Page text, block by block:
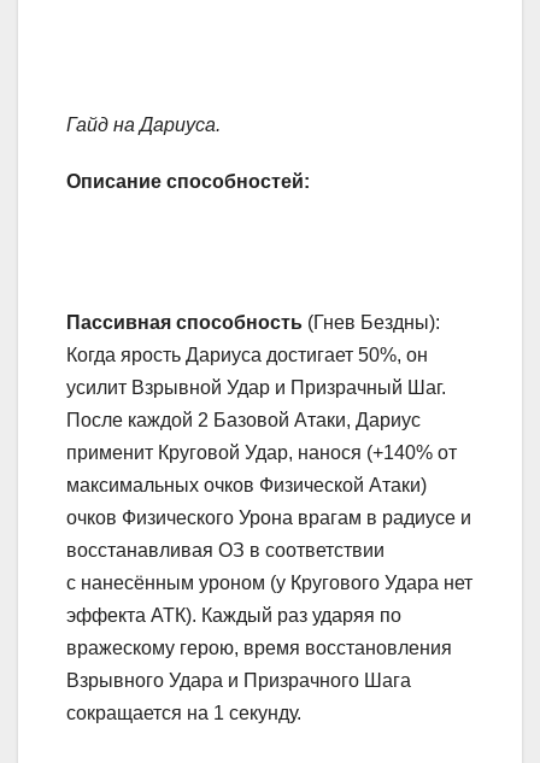
Гайд на Дариуса.
Описание способностей:
Пассивная способность (Гнев Бездны):
Когда ярость Дариуса достигает 50%, он
усилит Взрывной Удар и Призрачный Шаг.
После каждой 2 Базовой Атаки, Дариус
применит Круговой Удар, нанося (+140% от
максимальных очков Физической Атаки)
очков Физического Урона врагам в радиусе и
восстанавливая ОЗ в соответствии
с нанесённым уроном (у Кругового Удара нет
эффекта АТК). Каждый раз ударяя по
вражескому герою, время восстановления
Взрывного Удара и Призрачного Шага
сокращается на 1 секунду.